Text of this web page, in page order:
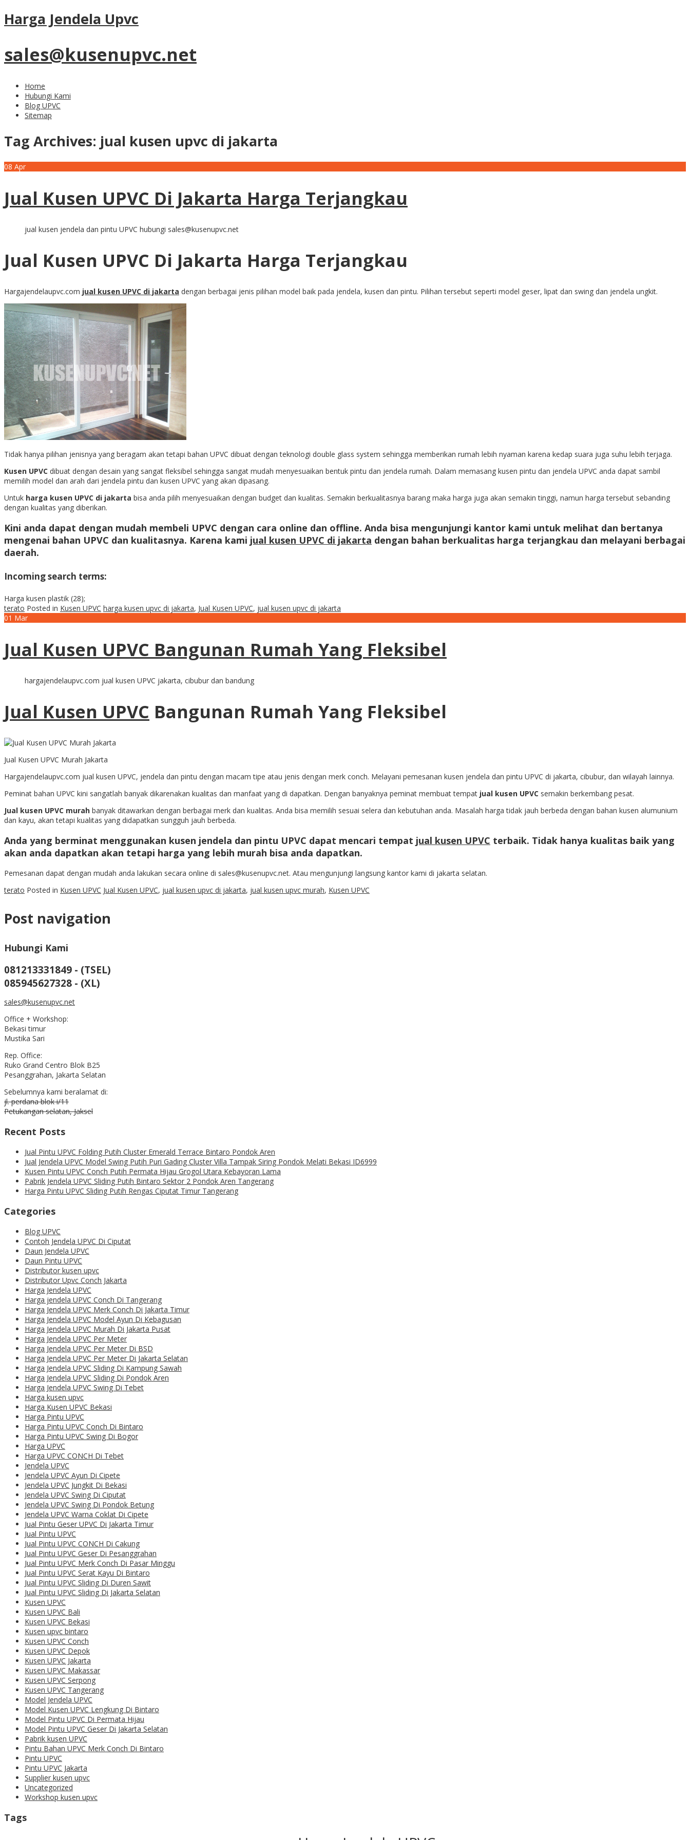
Harga Jendela Upvc
sales@kusenupvc.net
Home
Hubungi Kami
Blog UPVC
Sitemap
Tag Archives: jual kusen upvc di jakarta
08 Apr
Jual Kusen UPVC Di Jakarta Harga Terjangkau
jual kusen jendela dan pintu UPVC hubungi sales@kusenupvc.net
Jual Kusen UPVC Di Jakarta Harga Terjangkau
Hargajendelaupvc.com jual kusen UPVC di jakarta dengan berbagai jenis pilihan model baik pada jendela, kusen dan pintu. Pilihan tersebut seperti model geser, lipat dan swing dan jendela ungkit.
Tidak hanya pilihan jenisnya yang beragam akan tetapi bahan UPVC dibuat dengan teknologi double glass system sehingga memberikan rumah lebih nyaman karena kedap suara juga suhu lebih terjaga.
Kusen UPVC dibuat dengan desain yang sangat fleksibel sehingga sangat mudah menyesuaikan bentuk pintu dan jendela rumah. Dalam memasang kusen pintu dan jendela UPVC anda dapat sambil
memilih model dan arah dari jendela pintu dan kusen UPVC yang akan dipasang.
Untuk harga kusen UPVC di jakarta bisa anda pilih menyesuaikan dengan budget dan kualitas. Semakin berkualitasnya barang maka harga juga akan semakin tinggi, namun harga tersebut sebanding
dengan kualitas yang diberikan.
Kini anda dapat dengan mudah membeli UPVC dengan cara online dan offline. Anda bisa mengunjungi kantor kami untuk melihat dan bertanya
mengenai bahan UPVC dan kualitasnya. Karena kami jual kusen UPVC di jakarta dengan bahan berkualitas harga terjangkau dan melayani berbagai
daerah.
Incoming search terms:
Harga kusen plastik (28);
terato Posted in Kusen UPVC harga kusen upvc di jakarta, Jual Kusen UPVC, jual kusen upvc di jakarta
01 Mar
Jual Kusen UPVC Bangunan Rumah Yang Fleksibel
hargajendelaupvc.com jual kusen UPVC jakarta, cibubur dan bandung
Jual Kusen UPVC Bangunan Rumah Yang Fleksibel
Jual Kusen UPVC Murah Jakarta
Hargajendelaupvc.com jual kusen UPVC, jendela dan pintu dengan macam tipe atau jenis dengan merk conch. Melayani pemesanan kusen jendela dan pintu UPVC di jakarta, cibubur, dan wilayah lainnya.
Peminat bahan UPVC kini sangatlah banyak dikarenakan kualitas dan manfaat yang di dapatkan. Dengan banyaknya peminat membuat tempat jual kusen UPVC semakin berkembang pesat.
Jual kusen UPVC murah banyak ditawarkan dengan berbagai merk dan kualitas. Anda bisa memilih sesuai selera dan kebutuhan anda. Masalah harga tidak jauh berbeda dengan bahan kusen alumunium
dan kayu, akan tetapi kualitas yang didapatkan sungguh jauh berbeda.
Anda yang berminat menggunakan kusen jendela dan pintu UPVC dapat mencari tempat jual kusen UPVC terbaik. Tidak hanya kualitas baik yang
akan anda dapatkan akan tetapi harga yang lebih murah bisa anda dapatkan.
Pemesanan dapat dengan mudah anda lakukan secara online di sales@kusenupvc.net. Atau mengunjungi langsung kantor kami di jakarta selatan.
terato Posted in Kusen UPVC Jual Kusen UPVC, jual kusen upvc di jakarta, jual kusen upvc murah, Kusen UPVC
Post navigation
Hubungi Kami
081213331849 - (TSEL)
085945627328 - (XL)
sales@kusenupvc.net
Office + Workshop:
Bekasi timur
Mustika Sari
Rep. Office:
Ruko Grand Centro Blok B25
Pesanggrahan, Jakarta Selatan
Sebelumnya kami beralamat di:
jl. perdana blok i/11
Petukangan selatan, Jaksel
Recent Posts
Jual Pintu UPVC Folding Putih Cluster Emerald Terrace Bintaro Pondok Aren
Jual Jendela UPVC Model Swing Putih Puri Gading Cluster Villa Tampak Siring Pondok Melati Bekasi ID6999
Kusen Pintu UPVC Conch Putih Permata Hijau Grogol Utara Kebayoran Lama
Pabrik Jendela UPVC Sliding Putih Bintaro Sektor 2 Pondok Aren Tangerang
Harga Pintu UPVC Sliding Putih Rengas Ciputat Timur Tangerang
Categories
Blog UPVC
Contoh Jendela UPVC Di Ciputat
Daun Jendela UPVC
Daun Pintu UPVC
Distributor kusen upvc
Distributor Upvc Conch Jakarta
Harga Jendela UPVC
Harga jendela UPVC Conch Di Tangerang
Harga Jendela UPVC Merk Conch Di Jakarta Timur
Harga Jendela UPVC Model Ayun Di Kebagusan
Harga Jendela UPVC Murah Di Jakarta Pusat
Harga Jendela UPVC Per Meter
Harga Jendela UPVC Per Meter Di BSD
Harga Jendela UPVC Per Meter Di Jakarta Selatan
Harga Jendela UPVC Sliding Di Kampung Sawah
Harga Jendela UPVC Sliding Di Pondok Aren
Harga Jendela UPVC Swing Di Tebet
Harga kusen upvc
Harga Kusen UPVC Bekasi
Harga Pintu UPVC
Harga Pintu UPVC Conch Di Bintaro
Harga Pintu UPVC Swing Di Bogor
Harga UPVC
Harga UPVC CONCH Di Tebet
Jendela UPVC
Jendela UPVC Ayun Di Cipete
Jendela UPVC Jungkit Di Bekasi
Jendela UPVC Swing Di Ciputat
Jendela UPVC Swing Di Pondok Betung
Jendela UPVC Warna Coklat Di Cipete
Jual Pintu Geser UPVC Di Jakarta Timur
Jual Pintu UPVC
Jual Pintu UPVC CONCH Di Cakung
Jual Pintu UPVC Geser Di Pesanggrahan
Jual Pintu UPVC Merk Conch Di Pasar Minggu
Jual Pintu UPVC Serat Kayu Di Bintaro
Jual Pintu UPVC Sliding Di Duren Sawit
Jual Pintu UPVC Sliding Di Jakarta Selatan
Kusen UPVC
Kusen UPVC Bali
Kusen UPVC Bekasi
Kusen upvc bintaro
Kusen UPVC Conch
Kusen UPVC Depok
Kusen UPVC Jakarta
Kusen UPVC Makassar
Kusen UPVC Serpong
Kusen UPVC Tangerang
Model Jendela UPVC
Model Kusen UPVC Lengkung Di Bintaro
Model Pintu UPVC Di Permata Hijau
Model Pintu UPVC Geser Di Jakarta Selatan
Pabrik kusen UPVC
Pintu Bahan UPVC Merk Conch Di Bintaro
Pintu UPVC
Pintu UPVC Jakarta
Supplier kusen upvc
Uncategorized
Workshop kusen upvc
Tags